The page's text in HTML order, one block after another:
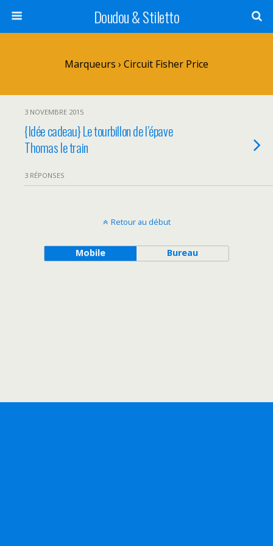
Doudou & Stiletto
Marqueurs › Circuit Fisher Price
3 NOVEMBRE 2015
{Idée cadeau} Le tourbillon de l’épave
Thomas le train
3 RÉPONSES
Retour au début
Mobile Bureau